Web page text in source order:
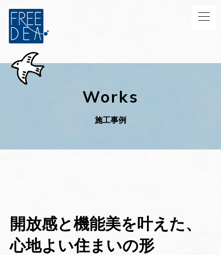
Works
施工事例
開放感と機能美を叶えた、
心地よい住まいの形